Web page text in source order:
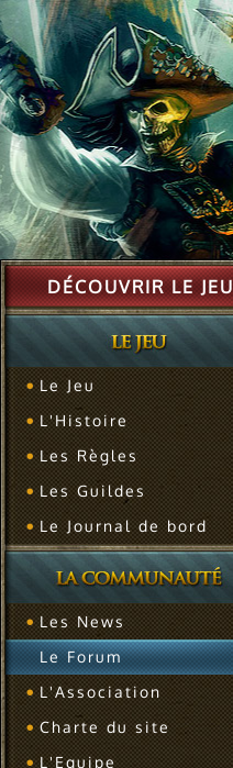
DÉCOUVRIR LE JEU
Le Jeu
L'Histoire
Les Règles
Les Guildes
Le Journal de bord
Les News
Le Forum
L'Association
Charte du site
L'Equipe